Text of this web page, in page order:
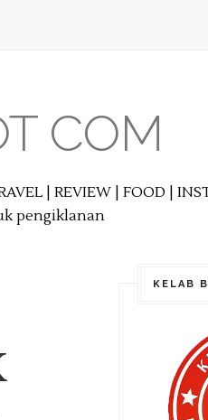
COM
| REVIEW | FOOD |
pengiklanan
KELAB